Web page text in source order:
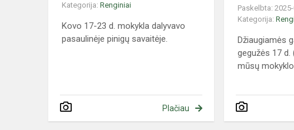
Kategorija: Renginiai
Kovo 17-23 d. mokykla dalyvavo
pasaulinėje pinigų savaitėje.
Plačiau
Paskelbta:
Kategorija:
Džiaugiamės
gegužės 17
mūsų